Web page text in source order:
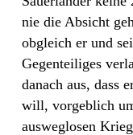
nie die Absicht
obgleich er und
Gegenteiliges
danach aus, dass
will, vorgeblich
ausweglosen